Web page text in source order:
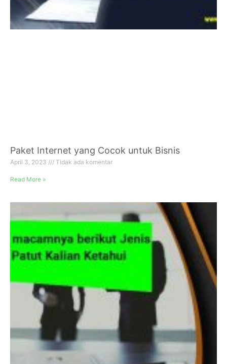
Paket Internet yang Cocok untuk Bisnis
April 3, 2023 Tidak ada komentar
Read More »